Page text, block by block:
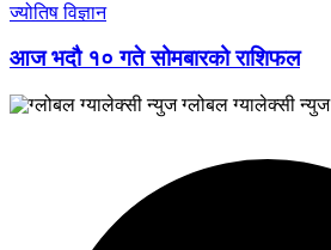
ज्योतिष विज्ञान
आज भदौ १० गते सोमबारको राशिफल
ग्लोबल ग्यालेक्सी न्युज